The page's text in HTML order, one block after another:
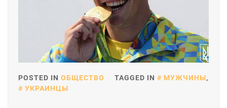
POSTED IN ОБЩЕСТВО TAGGED IN МУЖЧИНЫ,
УКРАИНЦЫ